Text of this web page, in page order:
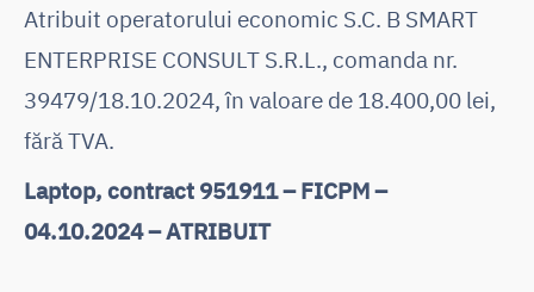
Atribuit operatorului economic S.C. B SMART
ENTERPRISE CONSULT S.R.L., comanda nr.
39479/18.10.2024, în valoare de 18.400,00 lei,
fără TVA.
Laptop, contract 951911 – FICPM –
04.10.2024 – ATRIBUIT